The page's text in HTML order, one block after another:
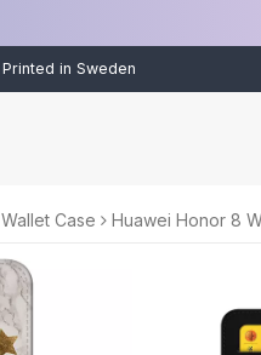
Printed in Sweden
Wallet Case Huawei Honor 8